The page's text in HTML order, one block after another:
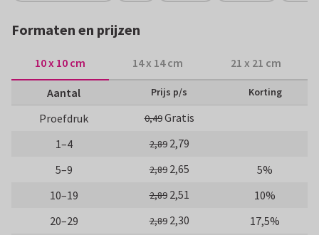
Formaten en prijzen
10 x 10 cm 14 x 14 cm 21 x 21 cm
Aantal Prijs p/s Korting
Proefdruk 0,49Gratis
1–4
2,89 2,79
5–9
2,89 2,65
5%
10–19
2,89 2,51
10%
20–29
2,89 2,30
17,5%